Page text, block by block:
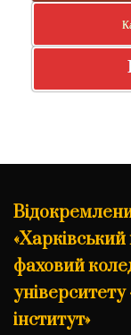
фаховий
університету
інститут»